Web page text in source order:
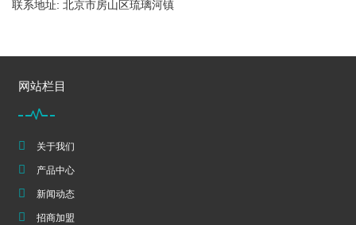
联系地址: 北京市房山区琉璃河镇
网站栏目
关于我们
产品中心
新闻动态
招商加盟